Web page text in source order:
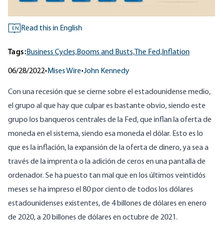
EN Read this in English
Tags:Business Cycles,Booms and Busts, The Fed, Inflation
06/28/2022• Mises Wire•John Kennedy
Con una recesión que se cierne sobre el estadounidense medio,
el grupo al que hay que culpar es bastante obvio, siendo este
grupo los banqueros centrales de la Fed, que inflan la oferta de
moneda en el sistema, siendo esa moneda el dólar. Esto es lo
que es la inflación, la expansión de la oferta de dinero, ya sea a
través de la imprenta o la adición de ceros en una pantalla de
ordenador. Se ha puesto tan mal que en los últimos veintidós
meses se ha impreso el 80 por ciento de todos los dólares
estadounidenses existentes, de 4 billones de dólares en enero
de 2020, a 20 billones de dólares en octubre de 2021.